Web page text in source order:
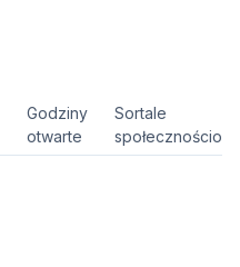
Godziny
otwarte
Sortale